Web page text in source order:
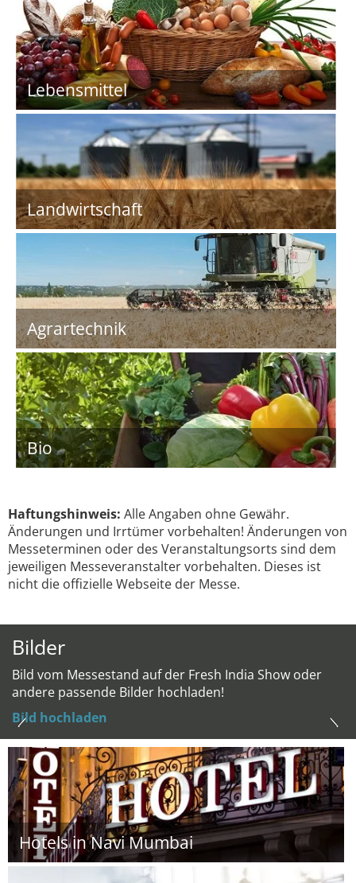
Lebensmittel
Landwirtschaft
Agrartechnik
Bio
Haftungshinweis: Alle Angaben ohne Gewähr.
Änderungen und Irrtümer vorbehalten! Änderungen von
Messeterminen oder des Veranstaltungsorts sind dem
jeweiligen Messeveranstalter vorbehalten. Dieses ist
nicht die offizielle Webseite der Messe.
Bilder
Bild vom Messestand auf der Fresh India Show oder
andere passende Bilder hochladen!
Bild hochladen
Hotels in Navi Mumbai